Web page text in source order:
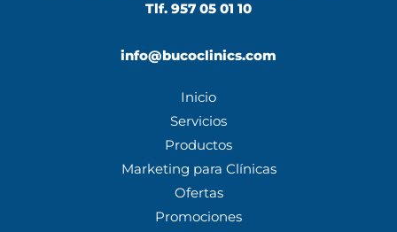
Tlf. 957 05 01 10
info@bucoclinics.com
Inicio
Servicios
Productos
Marketing para Clínicas
Ofertas
Promociones